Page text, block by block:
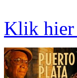
Klik hier